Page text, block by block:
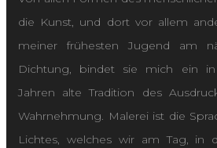
die Kunst, und dort vor allem
meiner frühesten Jugend am
Dichtung, bindet sie mich ein
Jahren alte Tradition des
Wahrnehmung. Malerei ist die
Lichtes, welches wir am Tag, in